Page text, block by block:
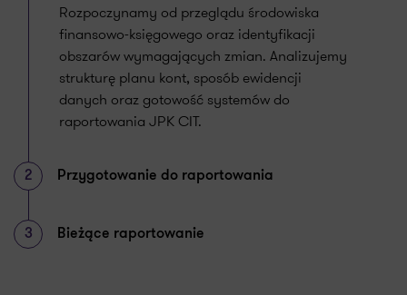
Rozpoczynamy od przeglądu środowiska
finansowo-księgowego oraz identyfikacji
obszarów wymagających zmian. Analizujemy
strukturę planu kont, sposób ewidencji
danych oraz gotowość systemów do
raportowania JPK CIT.
2 Przygotowanie do raportowania
3 Bieżące raportowanie